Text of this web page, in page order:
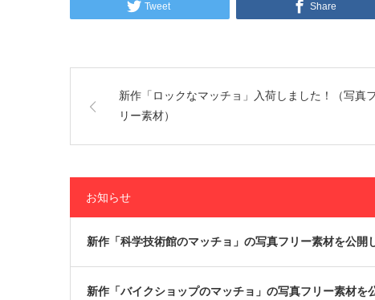
Tweet Share
新作「ロックなマッチョ」入荷しました！（写真
リー素材）
お知らせ
新作「科学技術館のマッチョ」の写真フリー素材を公開
新作「バイクショップのマッチョ」の写真フリー素材を